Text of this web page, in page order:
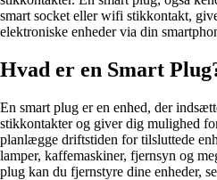
smart socket eller wifi stikkontakt,
elektroniske enheder via din
Hvad er en Smart
En smart plug er en enhed, der
stikkontakter og giver dig mulighed
planlægge driftstiden for tilsluttede
lamper, kaffemaskiner, fjernsyn og
plug kan du fjernstyre dine enheder,